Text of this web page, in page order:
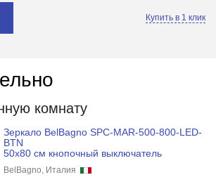
Купить в 1 клик
комнату
Зеркало BelBagno SPC-MAR-500-800-LED-
BTN
50x80 см кнопочный выключатель
BelBagno, Италия